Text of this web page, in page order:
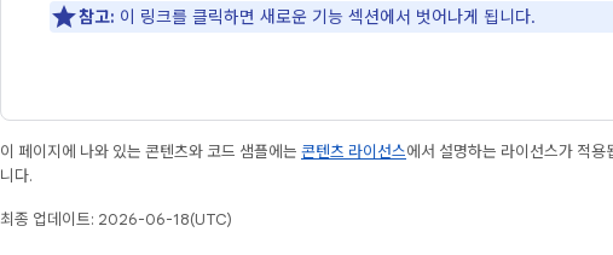
참고: 이 링크를 클릭하면 새로운 기능 섹션에서 벗어나게 됩니다.
이 페이지에 나와 있는 콘텐츠와 코드 샘플에는 콘텐츠 라이선스에서 설명하는 라이선스가 적
니다.
최종 업데이트: 2026-06-18(UTC)